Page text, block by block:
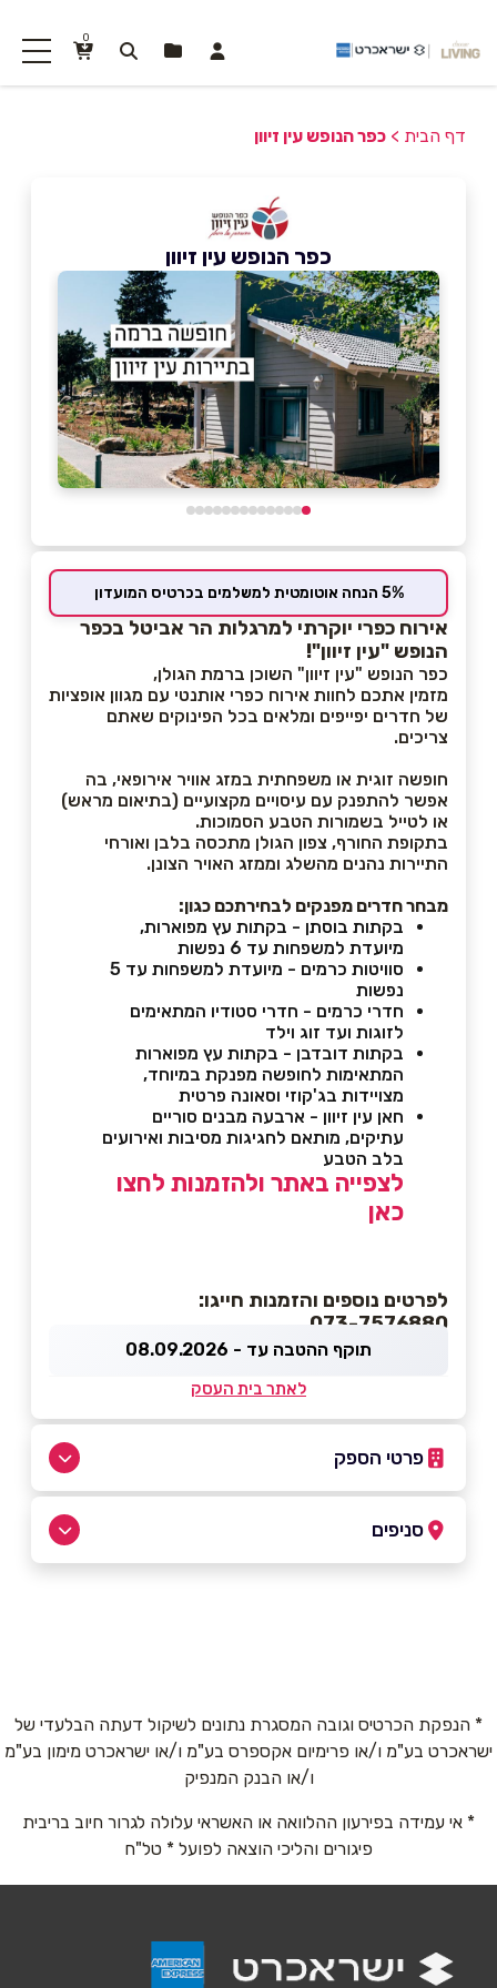
0
דף הבית > כפר הנופש עין זיוון
כפר הנופש עין זיוון
5% הנחה אוטומטית למשלמים בכרטיס המועדון
אירוח כפרי יוקרתי למרגלות הר אביטל בכפר
הנופש "עין זיוון"!
כפר הנופש "עין זיוון" השוכן ברמת הגולן,
מזמין אתכם לחוות אירוח כפרי אותנטי עם מגוון אופציות
של חדרים יפייפים ומלאים בכל הפינוקים שאתם
צריכים.
חופשה זוגית או משפחתית במזג אוויר אירופאי, בה
אפשר להתפנק עם עיסויים מקצועיים (בתיאום מראש)
או לטייל בשמורות הטבע הסמוכות.
בתקופת החורף, צפון הגולן מתכסה בלבן ואורחי
התיירות נהנים מהשלג וממזג האויר הצונן.
מבחר חדרים מפנקים לבחירתכם כגון:
בקתות בוסתן - בקתות עץ מפוארות,
מיועדת למשפחות עד 6 נפשות
סוויטות כרמים - מיועדת למשפחות עד 5
נפשות
חדרי כרמים - חדרי סטודיו המתאימים
לזוגות ועד זוג וילד
בקתות דובדבן - בקתות עץ מפוארות
המתאימות לחופשה מפנקת במיוחד,
מצויידות בג'קוזי וסאונה פרטית
חאן עין זיוון - ארבעה מבנים סוריים
עתיקים, מותאם לחגיגות מסיבות ואירועים
בלב הטבע
לצפייה באתר ולהזמנות לחצו
כאן
לפרטים נוספים והזמנות חייגו:
073-7576880
תוקף ההטבה עד - 08.09.2026
לאתר בית העסק
פרטי הספק
באתר בפייסבוק
טלפון*
אימייל*
סניפים
* הנפקת הכרטיס וגובה המסגרת נתונים לשיקול דעתה הבלעדי של
ישראכרט בע"מ ו/או פרימיום אקספרס בע"מ ו/או ישראכרט מימון בע"מ
ו/או הבנק המנפיק
* אי עמידה בפירעון ההלוואה או האשראי עלולה לגרור חיוב בריבית
פיגורים והליכי הוצאה לפועל * טל"ח